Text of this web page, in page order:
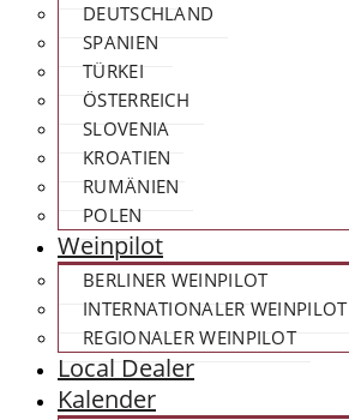
DEUTSCHLAND
SPANIEN
TÜRKEI
ÖSTERREICH
SLOVENIA
KROATIEN
RUMÄNIEN
POLEN
Weinpilot
BERLINER WEINPILOT
INTERNATIONALER WEINPILOT
REGIONALER WEINPILOT
Local Dealer
Kalender